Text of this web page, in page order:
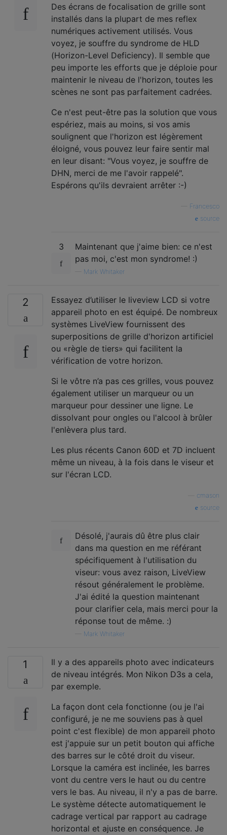
Des écrans de focalisation de grille sont
installés dans la plupart de mes reflex
numériques activement utilisés. Vous
voyez, je souffre du syndrome de HLD
(Horizon-Level Deficiency). Il semble que
peu importe les efforts que je déploie pour
maintenir le niveau de l'horizon, toutes les
scènes ne sont pas parfaitement cadrées.
Ce n'est peut-être pas la solution que vous
espériez, mais au moins, si vos amis
soulignent que l'horizon est légèrement
éloigné, vous pouvez leur faire sentir mal
en leur disant: "Vous voyez, je souffre de
DHN, merci de me l'avoir rappelé".
Espérons qu'ils devraient arrêter :-)
Francesco
source
3
Maintenant que j'aime bien: ce n'est
pas moi, c'est mon syndrome! :)
Mark Whitaker
2
Essayez d’utiliser le liveview LCD si votre
appareil photo en est équipé. De nombreux
systèmes LiveView fournissent des
superpositions de grille d'horizon artificiel
ou «règle de tiers» qui facilitent la
vérification de votre horizon.
Si le vôtre n’a pas ces grilles, vous pouvez
également utiliser un marqueur ou un
marqueur pour dessiner une ligne. Le
dissolvant pour ongles ou l'alcool à brûler
l'enlèvera plus tard.
Les plus récents Canon 60D et 7D incluent
même un niveau, à la fois dans le viseur et
sur l'écran LCD.
cmason
source
Désolé, j'aurais dû être plus clair
dans ma question en me référant
spécifiquement à l'utilisation du
viseur: vous avez raison, LiveView
résout généralement le problème.
J'ai édité la question maintenant
pour clarifier cela, mais merci pour la
réponse tout de même. :)
Mark Whitaker
1
Il y a des appareils photo avec indicateurs
de niveau intégrés. Mon Nikon D3s a cela,
par exemple.
La façon dont cela fonctionne (ou je l'ai
configuré, je ne me souviens pas à quel
point c'est flexible) de mon appareil photo
est j'appuie sur un petit bouton qui affiche
des barres sur le côté droit du viseur.
Lorsque la caméra est inclinée, les barres
vont du centre vers le haut ou du centre
vers le bas. Au niveau, il n'y a pas de barre.
Le système détecte automatiquement le
cadrage vertical par rapport au cadrage
horizontal et ajuste en conséquence. Je